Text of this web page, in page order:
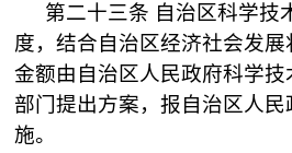
第二十三条 自治区科学技
度，结合自治区经济社会发
金额由自治区人民政府科学
部门提出方案，报自治区人
施。